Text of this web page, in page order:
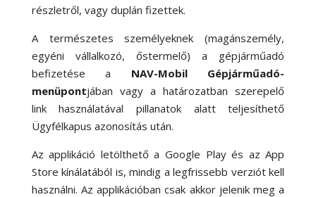
részletről, vagy duplán fizettek.
A természetes személyeknek (magánszemély,
egyéni vállalkozó, őstermelő) a gépjárműadó
befizetése a NAV-Mobil Gépjárműadó-
menüpontjában vagy a határozatban szerepelő
link használatával pillanatok alatt teljesíthető
Ügyfélkapus azonosítás után.
Az applikáció letölthető a Google Play és az App
Store kínálatából is, mindig a legfrissebb verziót kell
használni. Az applikációban csak akkor jelenik meg a